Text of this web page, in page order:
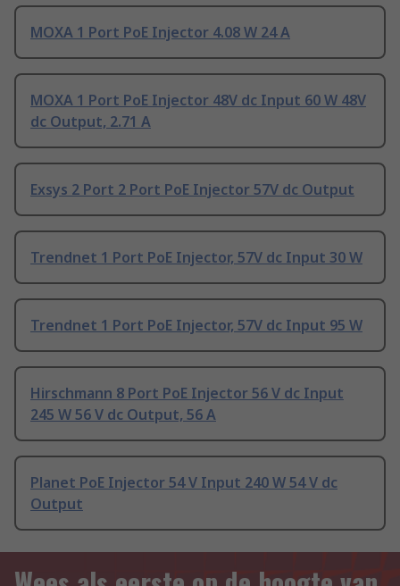
MOXA 1 Port PoE Injector 4.08 W 24 A
MOXA 1 Port PoE Injector 48V dc Input 60 W 48V
dc Output, 2.71 A
Exsys 2 Port 2 Port PoE Injector 57V dc Output
Trendnet 1 Port PoE Injector, 57V dc Input 30 W
Trendnet 1 Port PoE Injector, 57V dc Input 95 W
Hirschmann 8 Port PoE Injector 56 V dc Input
245 W 56 V dc Output, 56 A
Planet PoE Injector 54 V Input 240 W 54 V dc
Output